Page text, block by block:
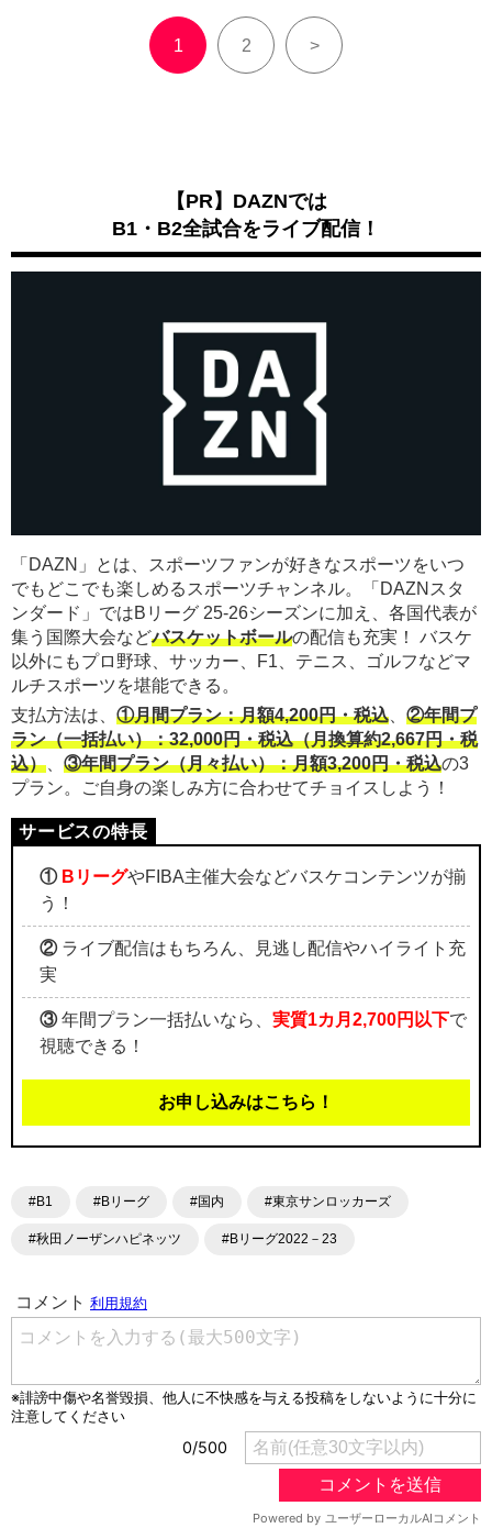
1 2 >
【PR】DAZNでは
B1・B2全試合をライブ配信！
「DAZN」とは、スポーツファンが好きなスポーツをいつ
でもどこでも楽しめるスポーツチャンネル。「DAZNスタ
ンダード」ではBリーグ 25-26シーズンに加え、各国代表が
集う国際大会などバスケットボールの配信も充実！ バスケ
以外にもプロ野球、サッカー、F1、テニス、ゴルフなどマ
ルチスポーツを堪能できる。
支払方法は、 ①月間プラン：月額4,200円・税込、 ②年間プ
ラン（一括払い）：32,000円・税込（月換算約2,667円・税
込）、 ③年間プラン（月々払い）：月額3,200円・税込の3
プラン。ご自身の楽しみ方に合わせてチョイスしよう！
① BリーグやFIBA主催大会などバスケコンテンツが揃
う！
②ライブ配信はもちろん、見逃し配信やハイライト充
実
③年間プラン一括払いなら、 実質1カ月2,700円以下で
視聴できる！
お申し込みはこちら！
#B1 #Bリーグ #国内 #東京サンロッカーズ
#秋田ノーザンハピネッツ #Bリーグ2022－23